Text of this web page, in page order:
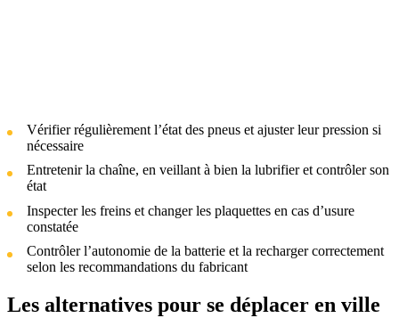
Vérifier régulièrement l’état des pneus et ajuster leur pression si
nécessaire
Entretenir la chaîne, en veillant à bien la lubrifier et contrôler son
état
Inspecter les freins et changer les plaquettes en cas d’usure
constatée
Contrôler l’autonomie de la batterie et la recharger correctement
selon les recommandations du fabricant
Les alternatives pour se déplacer en ville